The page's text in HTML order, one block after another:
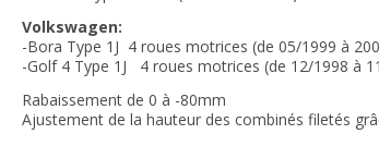
Volkswagen:
-Bora Type 1J 4 roues motrices (de 05/1999 à
-Golf 4 Type 1J 4 roues motrices (de 12/1998 à
Rabaissement de 0 à -80mm
Ajustement de la hauteur des combinés filetés